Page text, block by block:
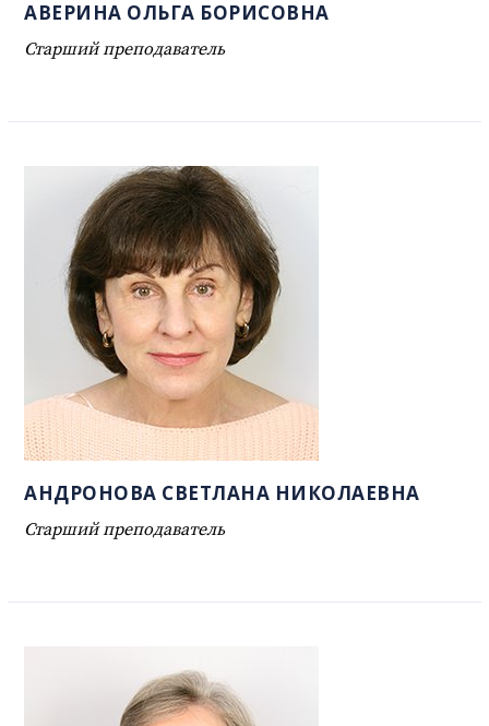
АВЕРИНА ОЛЬГА БОРИСОВНА
Старший преподаватель
АНДРОНОВА СВЕТЛАНА НИКОЛАЕВНА
Старший преподаватель